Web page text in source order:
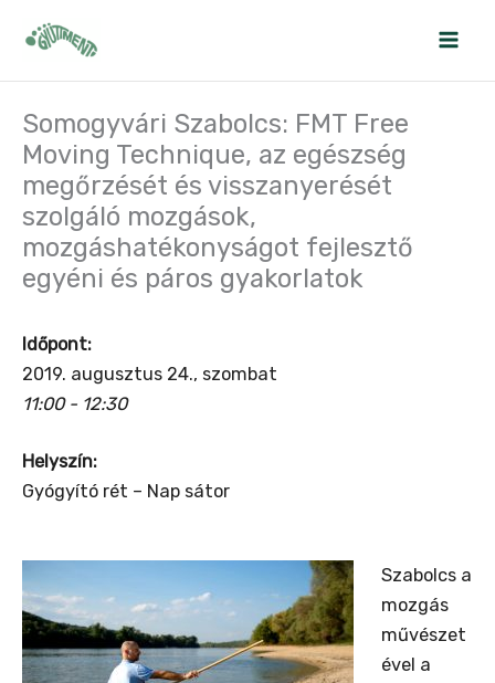
Somogyvári Szabolcs: FMT Free
Moving Technique, az egészség
megőrzését és visszanyerését
szolgáló mozgások,
mozgáshatékonyságot fejlesztő
egyéni és páros gyakorlatok
Időpont:
2019. augusztus 24., szombat
11:00 - 12:30
Helyszín:
Gyógyító rét – Nap sátor
Szabolcs a
mozgás
művészet
ével a